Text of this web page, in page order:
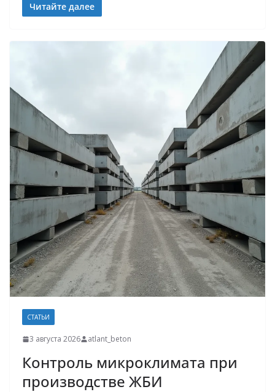
Читайте далее
СТАТЬИ
3 августа 2026 atlant_beton
Контроль микроклимата при
производстве ЖБИ